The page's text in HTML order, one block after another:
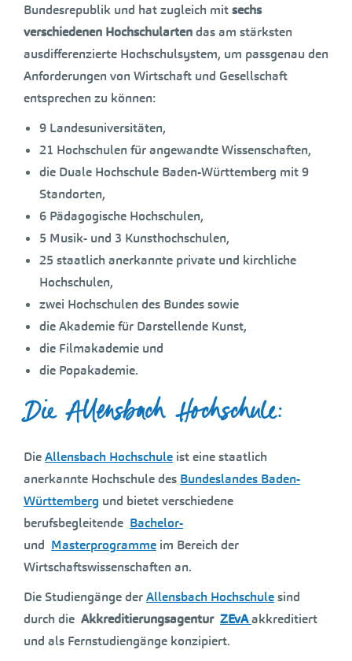
Bundesrepublik und hat zugleich mitsechs
verschiedenen Hochschulartendas am stärksten
ausdifferenzierte Hochschulsystem, um passgenau den
Anforderungen von Wirtschaft und Gesellschaft
entsprechen zu können:
9 Landesuniversitäten,
21 Hochschulen für angewandte Wissenschaften,
die Duale Hochschule Baden-Württemberg mit 9
Standorten,
6 Pädagogische Hochschulen,
5 Musik- und 3 Kunsthochschulen,
25 staatlich anerkannte private und kirchliche
Hochschulen,
zwei Hochschulen des Bundes sowie
die Akademie für Darstellende Kunst,
die Filmakademie und
die Popakademie.
Die Allensbach Hochschule:
DieAllensbach Hochschule ist eine staatlich
anerkannte Hochschule des Bundeslandes Baden-
Württemberg und bietet verschiedene
berufsbegleitende Bachelor-
und Masterprogramme im Bereich der
Wirtschaftswissenschaften an.
Die Studiengänge derAllensbach Hochschulesind
durch die Akkreditierungsagentur ZEvAakkreditiert
und als Fernstudiengänge konzipiert.